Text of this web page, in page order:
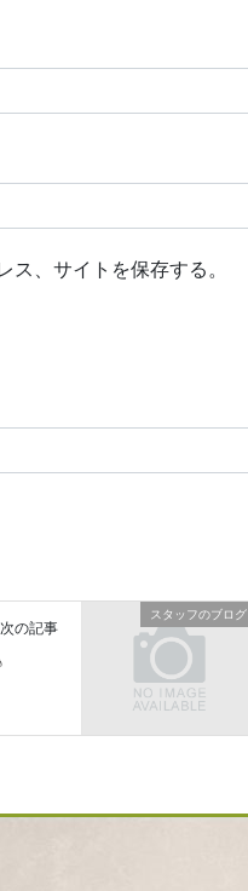
、サイトを保存する。
スタッフのブログ
次の記事